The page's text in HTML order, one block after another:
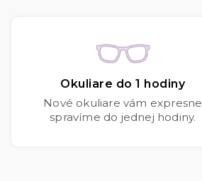
Okuliare do 1 hodiny
Nové okuliare vám expresne
spravíme do jednej hodiny.